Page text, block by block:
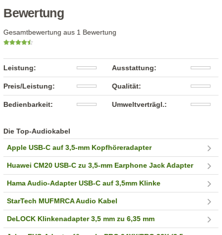
Bewertung
Gesamtbewertung aus 1 Bewertung
Leistung: Ausstattung:
Preis/Leistung: Qualität:
Bedienbarkeit: Umweltverträgl.:
Die Top-Audiokabel
Apple USB-C auf 3,5-mm Kopfhöreradapter
Huawei CM20 USB-C zu 3,5-mm Earphone Jack Adapter
Hama Audio-Adapter USB-C auf 3,5mm Klinke
StarTech MUFMRCA Audio Kabel
DeLOCK Klinkenadapter 3,5 mm zu 6,35 mm